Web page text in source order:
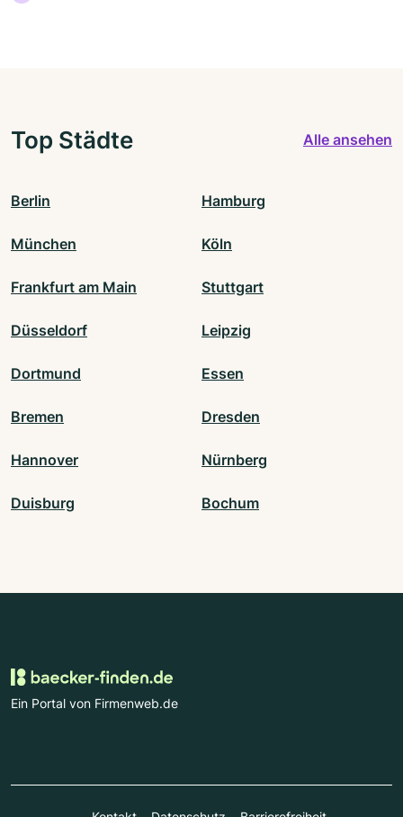
Top Städte Alle ansehen
Berlin Hamburg
München Köln
Frankfurt am Main Stuttgart
Düsseldorf Leipzig
Dortmund Essen
Bremen Dresden
Hannover Nürnberg
Duisburg Bochum
Ein Portal von Firmenweb.de